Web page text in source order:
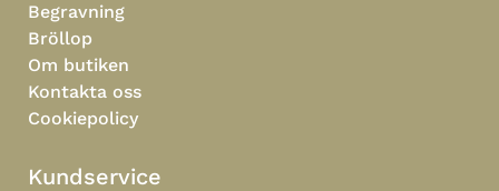
Begravning
Bröllop
Om butiken
Kontakta oss
Cookiepolicy
Kundservice